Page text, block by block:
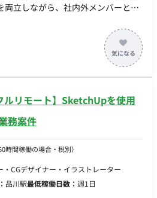
両立しながら、社内外メンバーと連
【イベント施策に関わるデザイン
コン制作など各種クリエイティブ
ル素材の作成 担当工程：実装・テス
ル（アートディレクション業務）】
担当工程：設計・実装・テスト
クションメンバーのスケジュール
義・保守運用 ■チーム体制 ・アート
該当なし インフラ ・該当なし ■働
ート稼働：一部リモート（週3日出
ルリモート】SketchUpを使用
務案件
時間稼働の場合・税別）
CGデザイナー・イラストレーター
品川駅最低稼働日数： 週1日